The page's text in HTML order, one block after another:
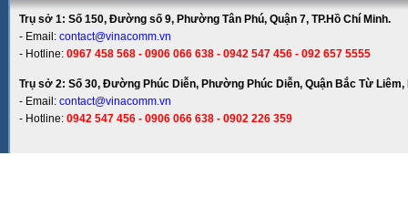
Trụ sở 1: Số 150, Đường số 9, Phường Tân Phú, Quận 7, TP.Hồ Chí Minh.
- Email: contact@vinacomm.vn
- Hotline: 0967 458 568 - 0906 066 638 - 0942 547 456 - 092 657 5555
Trụ sở 2: Số 30, Đường Phúc Diễn, Phường Phúc Diễn, Quận Bắc Từ Liêm,
- Email: contact@vinacomm.vn
- Hotline: 0942 547 456 - 0906 066 638 - 0902 226 359